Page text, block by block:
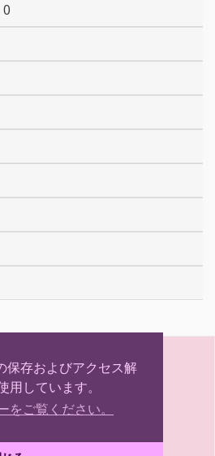
保存およびアクセス解
用しています。
をご覧ください。
0